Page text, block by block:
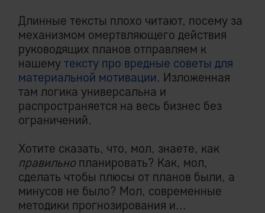
Длинные тексты плохо читают, посему за
механизмом омертвляющего действия
руководящих планов отправляем к
нашему тексту про вредные советы для
материальной мотивации. Изложенная
там логика универсальна и
распространяется на весь бизнес без
ограничений.
Хотите сказать, что, мол, знаете, как
правильно планировать? Как, мол,
сделать чтобы плюсы от планов были, а
минусов не было? Мол, современные
методики прогнозирования и...